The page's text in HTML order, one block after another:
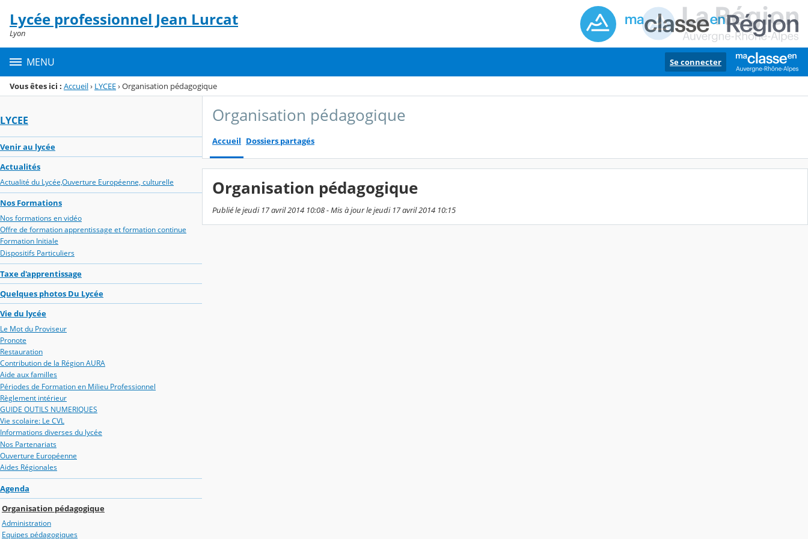
Menu de la rubrique
Contenu
Lycée professionnel Jean Lurcat
Lyon
MENU Se connecter
Vous êtes ici : Accueil› LYCEE›Organisation pédagogique
LYCEE
Venir au lycée
Actualités
Actualité du Lycée,Ouverture Européenne, culturelle
Nos Formations
Nos formations en vidéo
Offre de formation apprentissage et formation continue
Formation Initiale
Dispositifs Particuliers
Taxe d'apprentissage
Quelques photos Du Lycée
Vie du lycée
Le Mot du Proviseur
Pronote
Restauration
Contribution de la Région AURA
Aide aux familles
Périodes de Formation en Milieu Professionnel
Règlement intérieur
GUIDE OUTILS NUMERIQUES
Vie scolaire: Le CVL
Informations diverses du lycée
Nos Partenariats
Ouverture Européenne
Aides Régionales
Agenda
Organisation pédagogique
Administration
Equipes pédagogiques
Organisation pédagogique
Accueil Dossiers partagés
Organisation pédagogique
Publié le jeudi 17 avril 2014 10:08 - Mis à jour le jeudi 17 avril 2014 10:15